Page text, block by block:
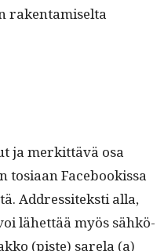
rak­en­tamiselta
ja merkit­tävä osa
tosi­aan Face­bookissa
Addres­sitek­sti alla,
lähet­tää myös sähkö­
(piste) sarela (a)